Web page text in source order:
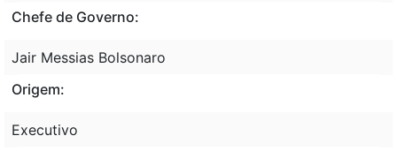
Chefe de Governo:
Jair Messias Bolsonaro
Origem:
Executivo